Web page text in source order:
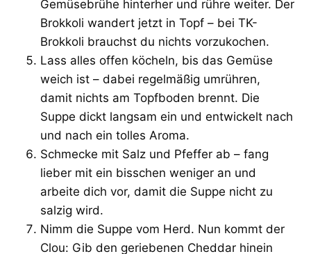
Gemüsebrühe hinterher und rühre weiter. Der
Brokkoli wandert jetzt in Topf – bei TK-
Brokkoli brauchst du nichts vorzukochen.
Lass alles offen köcheln, bis das Gemüse
weich ist – dabei regelmäßig umrühren,
damit nichts am Topfboden brennt. Die
Suppe dickt langsam ein und entwickelt nach
und nach ein tolles Aroma.
Schmecke mit Salz und Pfeffer ab – fang
lieber mit ein bisschen weniger an und
arbeite dich vor, damit die Suppe nicht zu
salzig wird.
Nimm die Suppe vom Herd. Nun kommt der
Clou: Gib den geriebenen Cheddar hinein